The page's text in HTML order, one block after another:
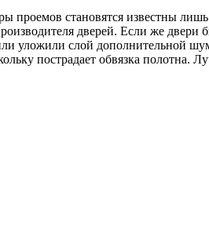
проемов становятся известны
дверей. Если же двери
уложили слой дополнительной
пострадает обвязка полотна.